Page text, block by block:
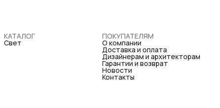
КАТАЛОГ
Свет
ПОКУПАТЕЛЯМ
О компании
Доставка и оплата
Дизайнерам и архитекторам
Гарантии и возврат
Новости
Контакты